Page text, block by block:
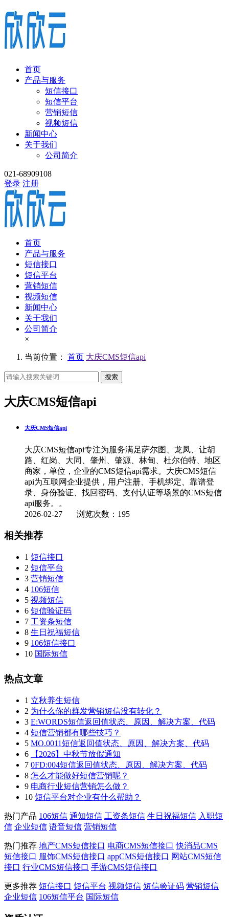
首页
产品与服务
短信接口
短信平台
营销短信
视频短信
新闻中心
关于我们
公司简介
021-68909108
登录 注册
首页
产品与服务
短信接口
短信平台
营销短信
视频短信
新闻中心
关于我们
公司简介
×
当前位置： 首页 大庆CMS短信api
搜索
大庆CMS短信api
大庆CMS短信api
大庆CMS短信api专注为服务满足萨尔图、龙凤、让胡
路、红岗、大同、肇州、肇源、林甸、杜尔伯特、地区
商家，单位，企业的CMS短信api需求。大庆CMS短信
api为互联网企业提供，用户注册、手机绑定、靠谱登
录、身份验证、找回密码、支付认证等场景的CMS短信
api服务。。
2026-02-27 浏览次数：195
相关推荐
1 短信接口
2 短信平台
3 营销短信
4 106短信
5 视频短信
6 短信验证码
7 工资条短信
8 生日祝福短信
9 106短信接口
10 国际短信
热点文章
1 立秋养生短信
2 为什么你的群发营销短信没有转化？
3 E:WORDS短信返回值状态、原因、解决方案、代码
4 短信营销都有哪些技巧？
5 MO.0011短信返回值状态、原因、解决方案、代码
6
【2026】中秋节放假通知
7 0FD:004短信返回值状态、原因、解决方案、代码
8 怎么才能做好短信营销呢？
9 电商行业短信营销怎么做？
10 短信平台对企业有什么帮助？
热门产品 106短信 通知短信 工资条短信 生日祝福短信 入职短
信 企业短信 语音短信 营销短信
热门推荐 地产CMS短信接口 电商CMS短信接口 快消品CMS
短信接口 服饰CMS短信接口 appCMS短信接口 网站CMS短信
接口 行业CMS短信接口 手游CMS短信接口
更多推荐 短信接口 短信平台 视频短信 短信验证码 营销短信
企业短信 106短信平台 国际短信